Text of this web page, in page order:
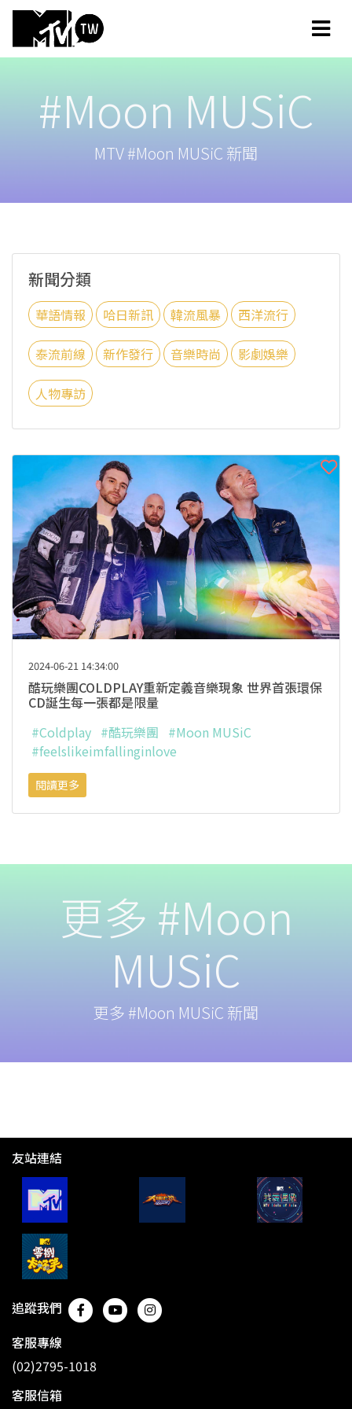
#Moon MUSiC
MTV #Moon MUSiC 新聞
新聞分類
華語情報 哈日新訊 韓流風暴 西洋流行
泰流前線 新作發行 音樂時尚 影劇娛樂
人物專訪
2024-06-21 14:34:00
酷玩樂團COLDPLAY重新定義音樂現象 世界首張環保
CD誕生每一張都是限量
#Coldplay #酷玩樂團 #Moon MUSiC
#feelslikeimfallinginlove
閱讀更多
更多 #Moon
MUSiC
更多 #Moon MUSiC 新聞
友站連結
追蹤我們
客服專線
(02)2795-1018
客服信箱